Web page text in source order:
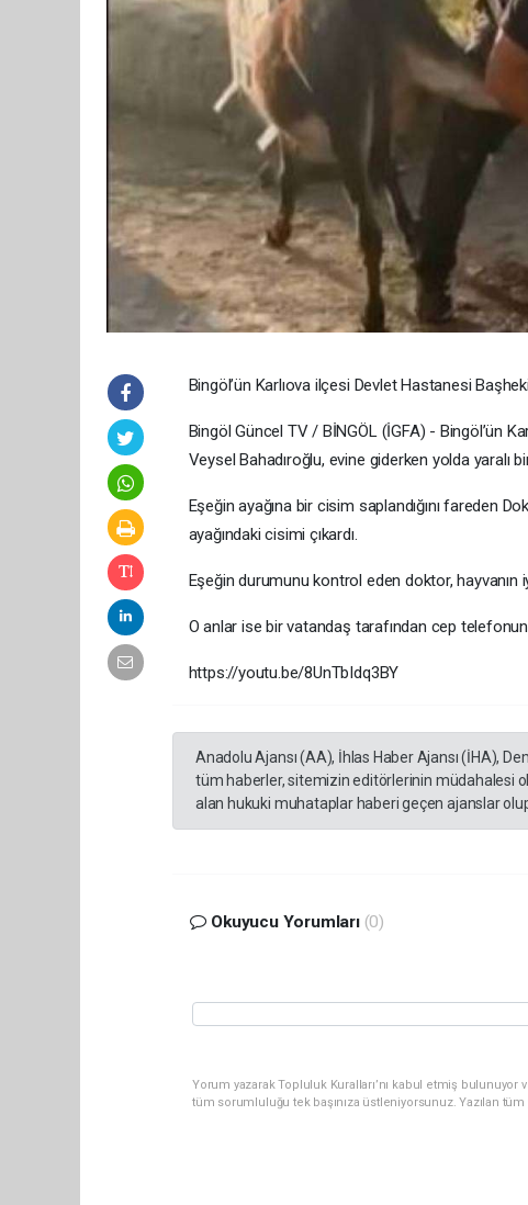
Bingöl’ün Karlıova ilçesi Devlet Hastanesi
Bingöl Güncel TV / BİNGÖL (İGFA) - Bingöl’ün
Veysel Bahadıroğlu, evine giderken yolda yaralı
Eşeğin ayağına bir cisim saplandığını fareden
ayağındaki cisimi çıkardı.
Eşeğin durumunu kontrol eden doktor, hayvanın
O anlar ise bir vatandaş tarafından cep
https://youtu.be/8UnTbIdq3BY
Anadolu Ajansı (AA), İhlas Haber Ajansı (İHA),
tüm haberler, sitemizin editörlerinin müdahalesi
alan hukuki muhataplar haberi geçen ajanslar
Okuyucu Yorumları (0)
Yorum yazarak Topluluk Kuralları’nı kabul etmiş bulunuyor
tüm sorumluluğu tek başınıza üstleniyorsunuz. Yazılan